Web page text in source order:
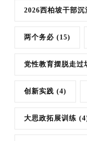
2026西柏坡干部沉
两个务必 (15)
党性教育摆脱走过
创新实践 (4)
大思政拓展训练